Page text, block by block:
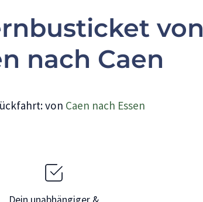
von
nach Caen
von Caen nach Essen